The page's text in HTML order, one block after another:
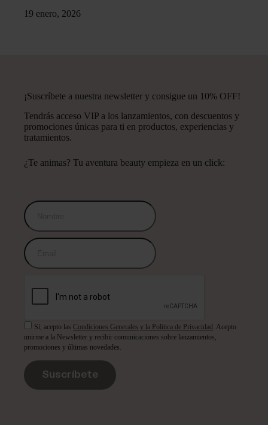
19 enero, 2026
¡Suscríbete a nuestra newsletter y consigue un 10% OFF!
Tendrás acceso VIP a los lanzamientos, con descuentos y
promociones únicas para ti en productos, experiencias y
tratamientos.
¿Te animas? Tu aventura beauty empieza en un click:
Sí, acepto lasCondiciones Generales y la Política de Privacidad . Acepto
unirme a la Newsletter y recibir comunicaciones sobre lanzamientos,
promociones y últimas novedades.
Suscríbete